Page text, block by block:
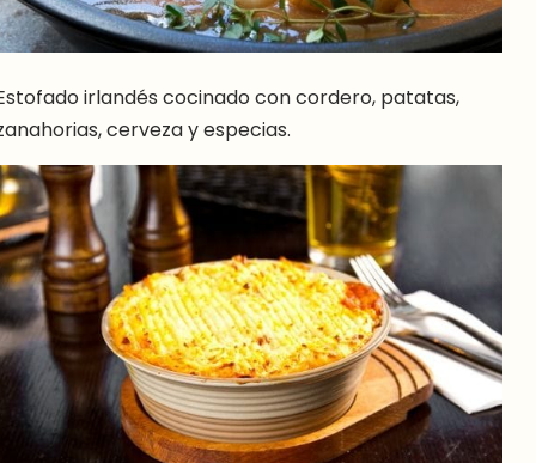
irlandés cocinado con cordero, patatas,
cerveza y especias.